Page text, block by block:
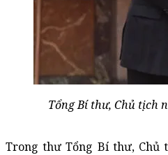
Tổng Bí thư, Chủ tịch
Trong thư Tổng Bí thư, Chủ